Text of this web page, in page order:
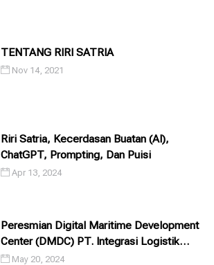
TENTANG RIRI SATRIA
Nov 14, 2021
Riri Satria, Kecerdasan Buatan (AI),
ChatGPT, Prompting, Dan Puisi
Apr 13, 2024
Peresmian Digital Maritime Development
Center (DMDC) PT. Integrasi Logistik
Cipta Solusi (ILCS) / Pelindo Solusi
May 20, 2024